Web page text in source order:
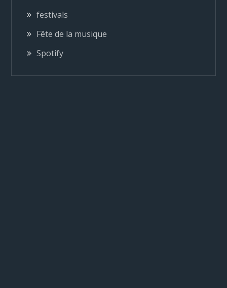
n
d
e
festivals
Fête de la musique
Spotify